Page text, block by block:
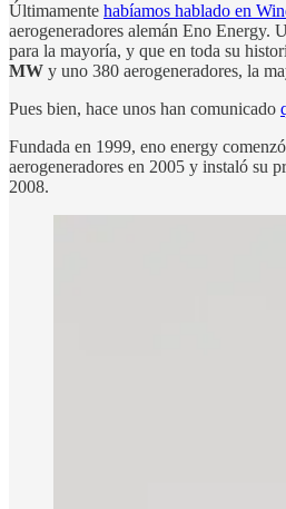
Últimamente habíamos hablado en
aerogeneradores alemán Eno Energy.
para la mayoría, y que en toda su
MW y uno 380 aerogeneradores, la
Pues bien, hace unos han comunicado
Fundada en 1999, eno energy
aerogeneradores en 2005 y instaló su
2008.